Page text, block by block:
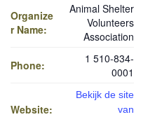
Organize
r Name:
Animal Shelter
Volunteers
Association
Phone:
1 510-834-
0001
Website:
Bekijk de site
van